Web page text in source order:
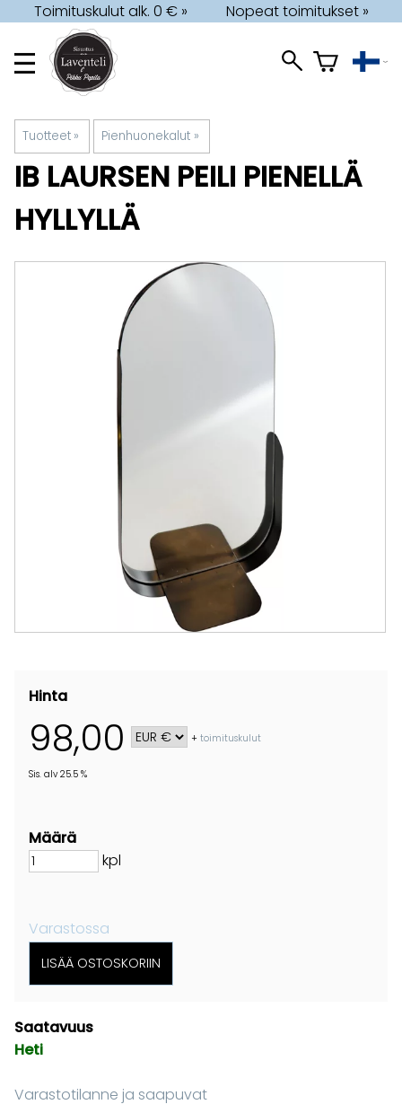
Toimituskulut alk. 0 € » Nopeat toimitukset »
Tuotteet ‪» Pienhuonekalut ‪»
IB LAURSEN PEILI PIENELLÄ
HYLLYLLÄ
Hinta
98,00 +toimituskulut
Sis. alv 25.5 %
Määrä
kpl
Varastossa
Saatavuus
Heti
Varastotilanne ja saapuvat